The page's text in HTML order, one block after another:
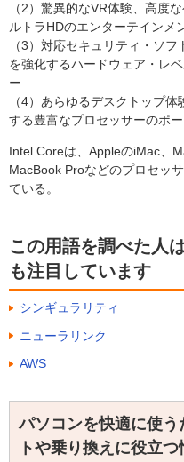
（2）驚異的なVR体験、高度
ルトラHDのエンターテインメ
（3）対応セキュリティ・ソ
を強化するハードウェア・レ
ー
（4）あらゆるデスクトップ
する豊富なプロセッサーのポ
Intel Coreは、AppleのiMac、
MacBook Proなどのプロセッ
ている。
この用語を調べた人
も注目しています
シンギュラリティ
ニューラリンク
AWS
パソコンを快適に使う
トや乗り換えに役立